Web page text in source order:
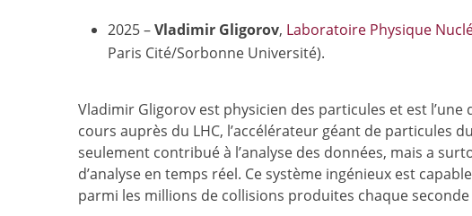
2025 –Vladimir Gligorov, Laboratoire Physique
Paris Cité/Sorbonne Université).
Vladimir Gligorov est physicien des particules et est l’une
cours auprès du LHC, l’accélérateur géant de particules
seulement contribué à l’analyse des données, mais a
d’analyse en temps réel. Ce système ingénieux est
parmi les millions de collisions produites chaque